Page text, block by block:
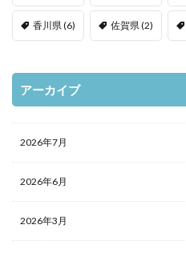
香川県(6) 佐賀県(2)
アーカイブ
2026年7月
2026年6月
2026年3月